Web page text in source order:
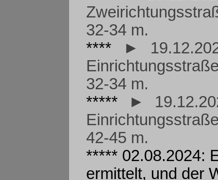
32-34 m.
****
►
32-34 m.
*****
►
42-45 m.
***** 02.08.2024:
ermittelt, und der